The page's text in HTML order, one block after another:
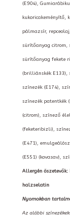
(E904),
kukoricakeményítő,
pálmazsír,
sürítőanyag citrom,
sürítőanyag fekete
(brilliánskék E133),
színezék (E174),
színezék patentkék
(citrom), színező
(feketeribizli),
(E471),
(E551) (kovasav),
Allergén
halzselatin
Nyomokban
Az alábbi